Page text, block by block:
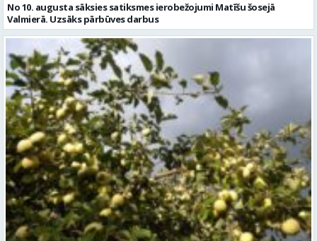
No 10. augusta sāksies satiksmes ierobežojumi Matīšu šosejā
Valmierā. Uzsāks pārbūves darbus